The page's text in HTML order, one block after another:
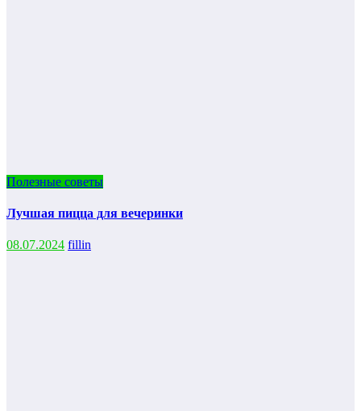
Полезные советы
Лучшая пицца для вечеринки
08.07.2024 fillin